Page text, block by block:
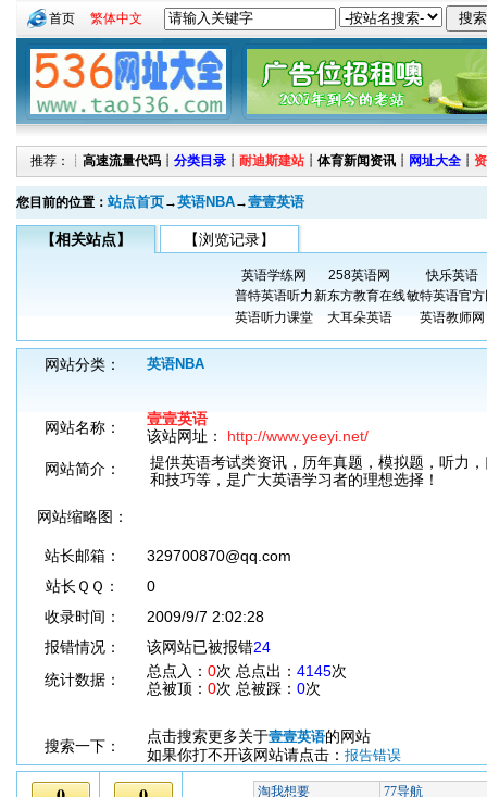
首页 繁体中文
推荐：┊ 高速流量代码 ┊ 分类目录 ┊ 耐迪斯建站 ┊ 体育新闻资讯 ┊ 网址大全 ┊
您目前的位置： 站点首页→英语NBA→壹壹英语
【相关站点】 【浏览记录】
英语学练网 258英语网
快乐英语
普特英语听力新东方教育在线敏特英语官方
英语听力课堂
大耳朵英语 英语教师网
网站分类： 英语NBA
网站名称：
壹壹英语
该站网址： http://www.yeeyi.net/
网站简介：
提供英语考试类资讯，历年真题，模拟题，听力
和技巧等，是广大英语学习者的理想选择！
网站缩略图：
站长邮箱：
329700870@qq.com
站长ＱＱ：
0
收录时间：
2009/9/7 2:02:28
报错情况：
该网站已被报错24
统计数据：
总点入： 0次 总点出： 4145次
总被顶： 0次 总被踩： 0次
搜索一下：
点击搜索更多关于壹壹英语的网站
如果你打不开该网站请点击： 报告错误